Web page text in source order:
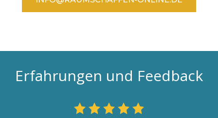
Erfahrungen und Feedback